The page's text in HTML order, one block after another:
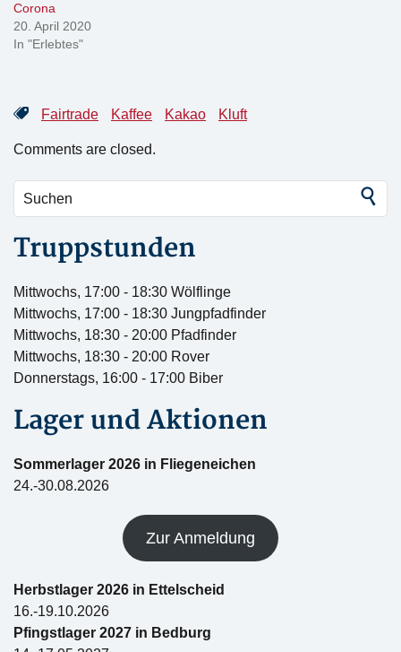
Corona
20. April 2020
In "Erlebtes"
Fairtrade Kaffee Kakao Kluft
Comments are closed.
Truppstunden
Mittwochs, 17:00 - 18:30 Wölflinge
Mittwochs, 17:00 - 18:30 Jungpfadfinder
Mittwochs, 18:30 - 20:00 Pfadfinder
Mittwochs, 18:30 - 20:00 Rover
Donnerstags, 16:00 - 17:00 Biber
Lager und Aktionen
Sommerlager 2026 in Fliegeneichen
24.-30.08.2026
Zur Anmeldung
Herbstlager 2026 in Ettelscheid
16.-19.10.2026
Pfingstlager 2027 in Bedburg